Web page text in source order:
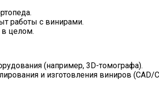
работы с винирами.
в целом.
(например, 3D-томографа).
и изготовления виниров (CAD/